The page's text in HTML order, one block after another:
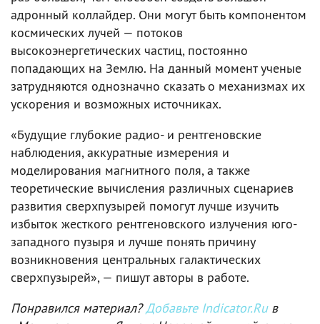
адронный коллайдер. Они могут быть компонентом
космических лучей — потоков
высокоэнергетических частиц, постоянно
попадающих на Землю. На данный момент ученые
затрудняются однозначно сказать о механизмах их
ускорения и возможных источниках.
«Будущие глубокие радио- и рентгеновские
наблюдения, аккуратные измерения и
моделирования магнитного поля, а также
теоретические вычисления различных сценариев
развития сверхпузырей помогут лучше изучить
избыток жесткого рентгеновского излучения юго-
западного пузыря и лучше понять причину
возникновения центральных галактических
сверхпузырей», — пишут авторы в работе.
Понравился материал?Добавьте Indicator.Ruв